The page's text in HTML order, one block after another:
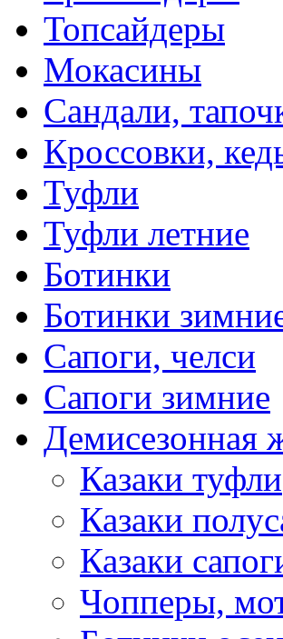
Топсайдеры
Мокасины
Сандали,
Кроссовки,
Туфли
Туфли летние
Ботинки
Ботинки
Сапоги, челси
Сапоги зимние
Демисезонная
Казаки туфли
Казаки
Казаки
Чопперы,